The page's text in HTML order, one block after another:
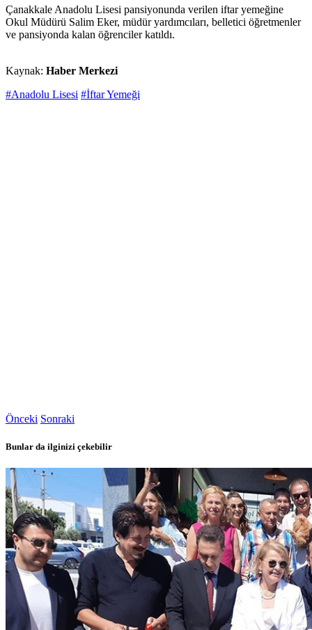
Çanakkale Anadolu Lisesi pansiyonunda verilen iftar yemeğine
Okul Müdürü Salim Eker, müdür yardımcıları, belletici öğretmenler
ve pansiyonda kalan öğrenciler katıldı.
Kaynak: Haber Merkezi
#Anadolu Lisesi #İftar Yemeği
Önceki Sonraki
Bunlar da ilginizi çekebilir